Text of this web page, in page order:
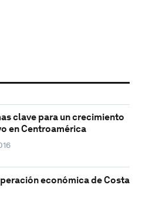
clave para un crecimiento
en Centroamérica
económica de Costa